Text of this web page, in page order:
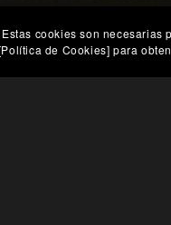
Cráneo
cookies son
de Cookies] para